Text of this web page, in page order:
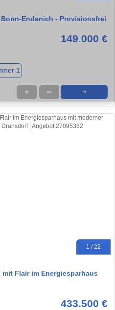
Endenich - Provisionsfrei
149.000 €
1
★ ➦ ➜
1 / 22
Flair im Energiesparhaus
433.500 €